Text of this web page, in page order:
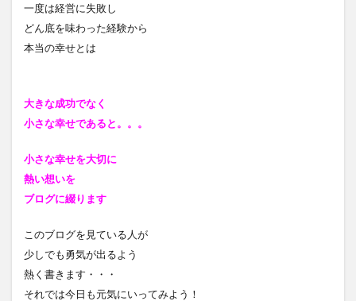
一度は経営に失敗し
どん底を味わった経験から
本当の幸せとは
大きな成功でなく
小さな幸せであると。。。
小さな幸せを大切に
熱い想いを
ブログに綴ります
このブログを見ている人が
少しでも勇気が出るよう
熱く書きます・・・
それでは今日も元気にいってみよう！